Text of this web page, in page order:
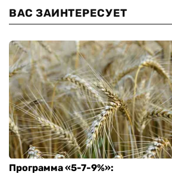
ВАС ЗАИНТЕРЕСУЕТ
Программа «5-7-9%»: